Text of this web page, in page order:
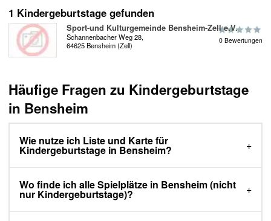
1 Kindergeburtstage gefunden
Sport-und Kulturgemeinde Bensheim-Zell e.V.
Schannenbacher Weg 28,
64625 Bensheim (Zell)
0 Bewertungen
Häufige Fragen zu Kindergeburtstage
in Bensheim
Wie nutze ich Liste und Karte für
Kindergeburtstage in Bensheim?
Wo finde ich alle Spielplätze in Bensheim (nicht
nur Kindergeburtstage)?